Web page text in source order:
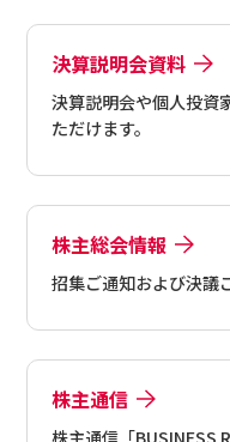
決算説明会資料
決算説明会や個人投資
ただけます。
株主総会情報
招集ご通知および決議
株主通信
株主通信「BUSINESS